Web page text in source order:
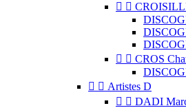
 
  CROS
  Artistes D
  DADI